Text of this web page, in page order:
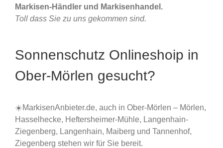
Markisen-Händler und Markisenhandel.
Toll dass Sie zu uns gekommen sind.
Sonnenschutz Onlineshoip in
Ober-Mörlen gesucht?
☀️MarkisenAnbieter.de, auch in Ober-Mörlen – Mörlen,
Hasselhecke, Heftersheimer-Mühle, Langenhain-
Ziegenberg, Langenhain, Maiberg und Tannenhof,
Ziegenberg stehen wir für Sie bereit.